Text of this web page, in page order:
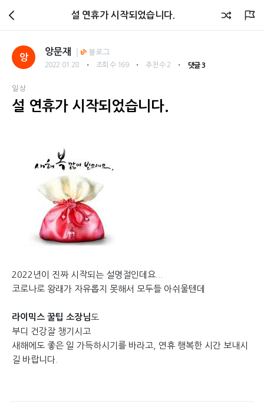
회원광장
설 연휴가 시작되었습니다.
앙
앙문재 블로그
2022.01.28 ・ 조회 수 169 ・ 추천 수 2 ・ 댓글 3
일상
설 연휴가 시작되었습니다.
2022년이 진짜 시작되는 설명절인데요...
코로나로 왕래가 자유롭지 못해서 모두들 아쉬울텐데
라이믹스 꿀팁 소장님도
부디 건강잘 챙기시고
새해에도 좋은 일 가득하시기를 바라고, 연휴 행복한 시간 보내시
길 바랍니다.